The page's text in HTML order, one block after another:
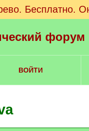
Бесплатно.
ВОЙТИ